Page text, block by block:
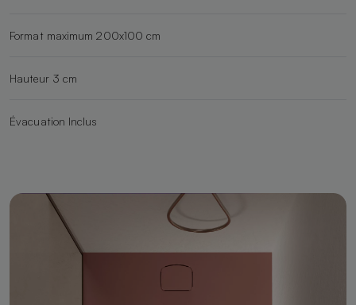
Format maximum 200x100 cm
Hauteur 3 cm
Évacuation Inclus